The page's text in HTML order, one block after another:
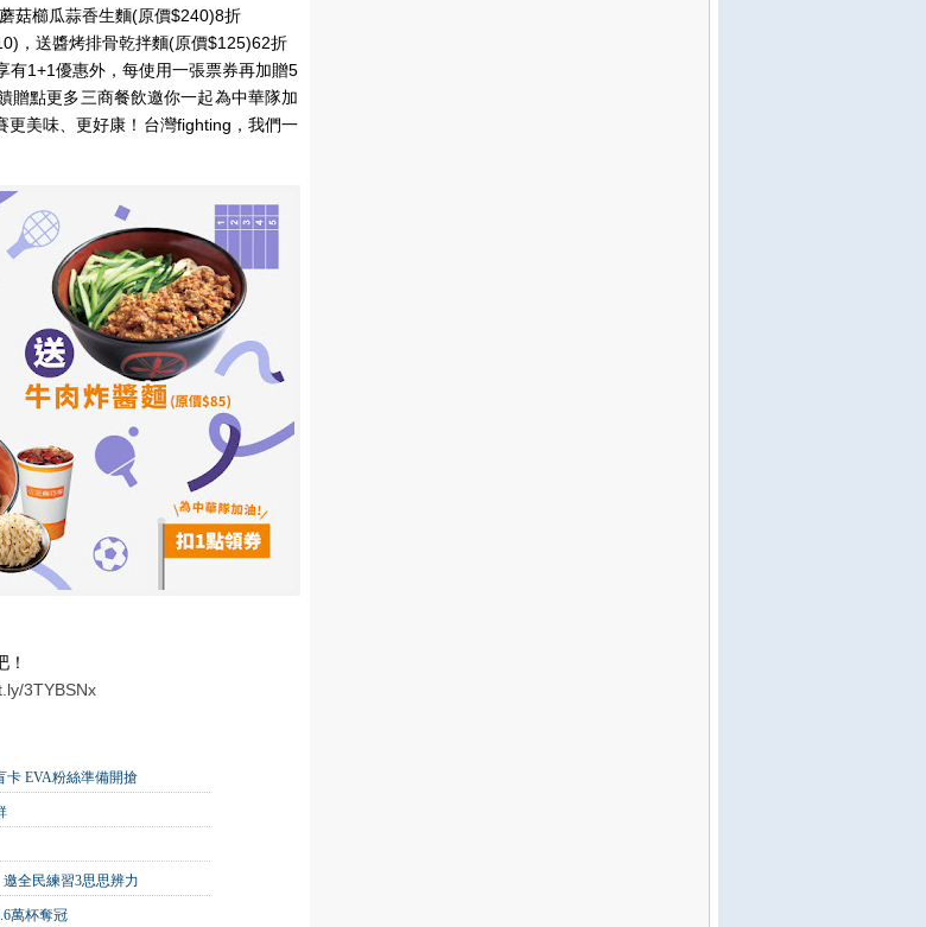
菇櫛瓜蒜香生麵(原價$240)8折
，送醬烤排骨乾拌麵(原價$125)62折
1+1優惠外，每使用一張票券再加贈5
贈點更多三商餐飲邀你一起為中華隊加
更美味、更好康！台灣fighting，我們一
3TYBSNx
卡 EVA粉絲準備開搶
全民練習3思思辨力
萬杯奪冠